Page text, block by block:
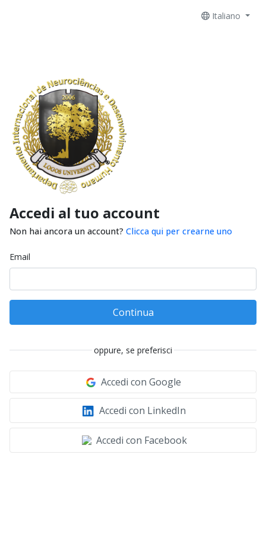
Italiano
Accedi al tuo account
Non hai ancora un account? Clicca qui per crearne uno
Email
Continua
oppure, se preferisci
Accedi con Google
Accedi con LinkedIn
Accedi con Facebook